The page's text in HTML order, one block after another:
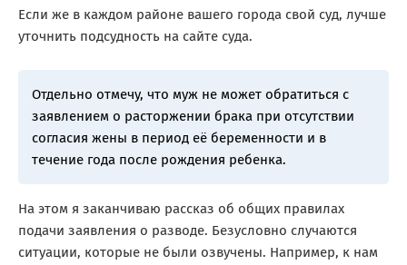
Если же в каждом районе вашего города свой суд, лучше
уточнить подсудность на сайте суда.
Отдельно отмечу, что муж не может обратиться с
заявлением о расторжении брака при отсутствии
согласия жены в период её беременности и в
течение года после рождения ребенка.
На этом я заканчиваю рассказ об общих правилах
подачи заявления о разводе. Безусловно случаются
ситуации, которые не были озвучены. Например, к нам